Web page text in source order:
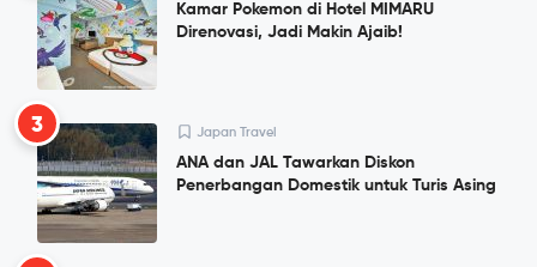
Kamar Pokemon di Hotel MIMARU
Direnovasi, Jadi Makin Ajaib!
3 Japan Travel
ANA dan JAL Tawarkan Diskon
Penerbangan Domestik untuk Turis Asing